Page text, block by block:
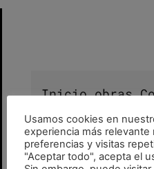
Inicio obras
GravalosDiMonteMTO •
colegio,
obras
Usamos cookies en
experiencia más relevante
preferencias y visitas
"Aceptar todo", acepta el